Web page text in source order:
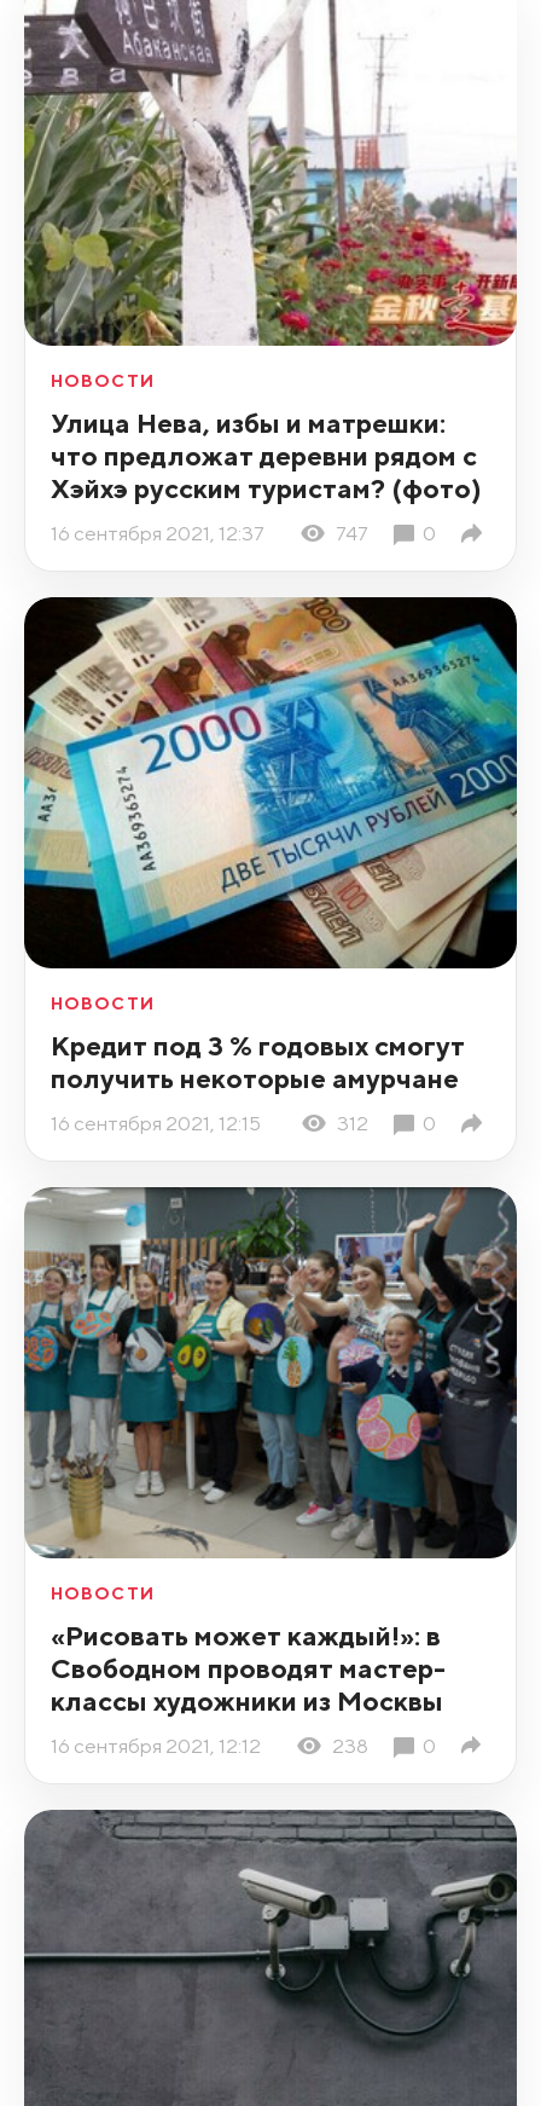
НОВОСТИ
Улица Нева, избы и матрешки:
что предложат деревни рядом с
Хэйхэ русским туристам? (фото)
16 сентября 2021, 12:37 747 0
НОВОСТИ
Кредит под 3 % годовых смогут
получить некоторые амурчане
16 сентября 2021, 12:15 312 0
НОВОСТИ
«Рисовать может каждый!»: в
Свободном проводят мастер-
классы художники из Москвы
16 сентября 2021, 12:12 238 0